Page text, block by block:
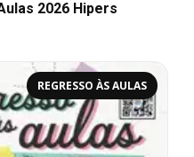
2026 Hipers
REGRESSO ÀS AULAS